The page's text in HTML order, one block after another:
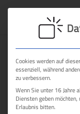
Cookies werden auf
essenziell, während
zu verbessern.
Wenn Sie unter 16 Jahre
Diensten geben
Erlaubnis bitten.